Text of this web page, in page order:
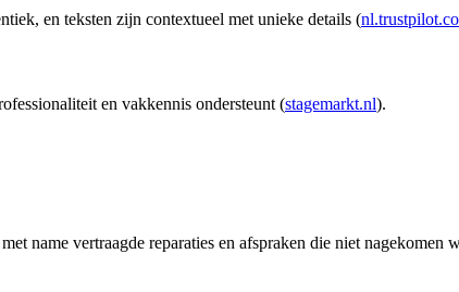
en teksten zijn contextueel met unieke details (
en vakkennis ondersteunt (stagemarkt.nl).
name vertraagde reparaties en afspraken die niet nagekomen